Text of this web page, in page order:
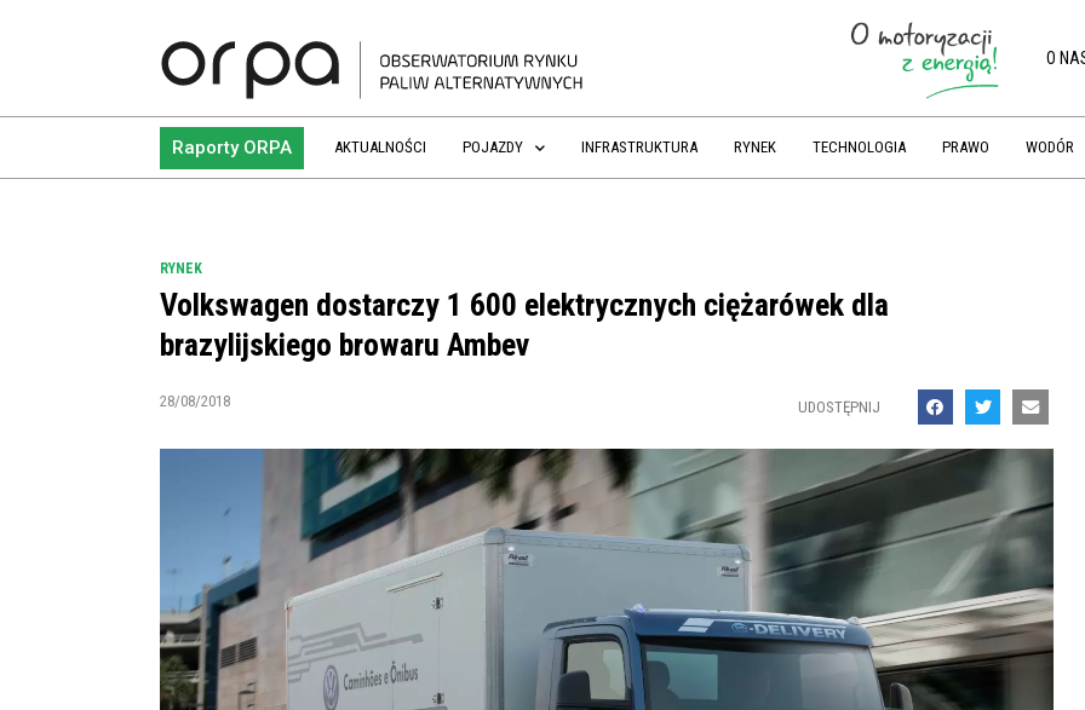
O
Raporty ORPA AKTUALNOŚCI POJAZDY INFRASTRUKTURA RYNEK TECHNOLOGIA PRAWO WODÓR
RYNEK
Volkswagen dostarczy 1 600 elektrycznych ciężarówek dla
brazylijskiego browaru Ambev
28/08/2018 UDOSTĘPNIJ